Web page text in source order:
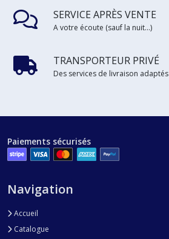
SERVICE APRÈS VENTE
A votre écoute (sauf la nuit...)
TRANSPORTEUR PRIVÉ
Des services de livraison adaptés
Paiements sécurisés
Navigation
Accueil
Catalogue